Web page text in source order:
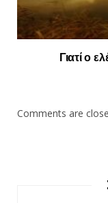
Γιατί ο
Comments are